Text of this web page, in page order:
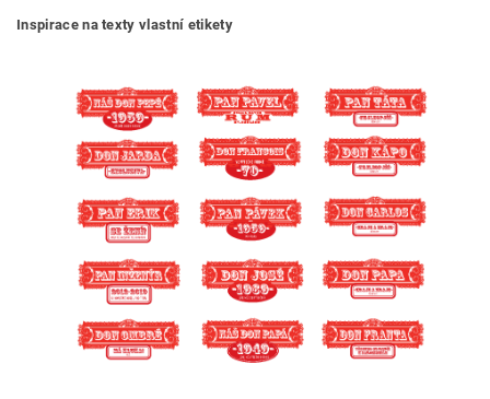
Inspirace na texty vlastní etikety